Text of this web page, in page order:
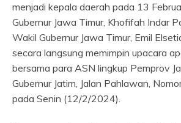
menjadi kepala daerah pada 13
Gubernur Jawa Timur, Khofifah Indar
Wakil Gubernur Jawa Timur, Emil
secara langsung memimpin upacara
bersama para ASN lingkup Pemprov
Gubernur Jatim, Jalan Pahlawan,
pada Senin (12/2/2024).